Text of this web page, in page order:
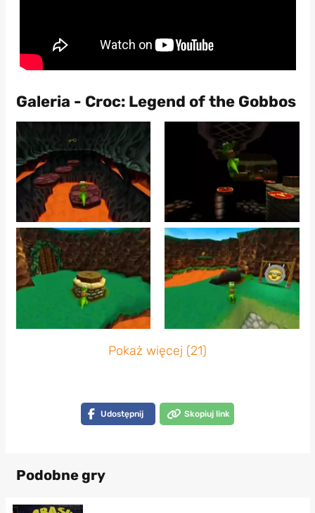
Galeria - Croc: Legend of the Gobbos
Pokaż więcej (21)
Udostępnij Skopiuj link
Podobne gry